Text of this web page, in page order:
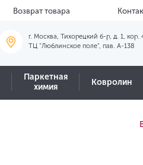
Возврат товара
г. Москва, Тихорецкий б-р, д. 1, кор.
ТЦ "Люблинское поле", пав. А-138
Паркетная
химия
Ковролин